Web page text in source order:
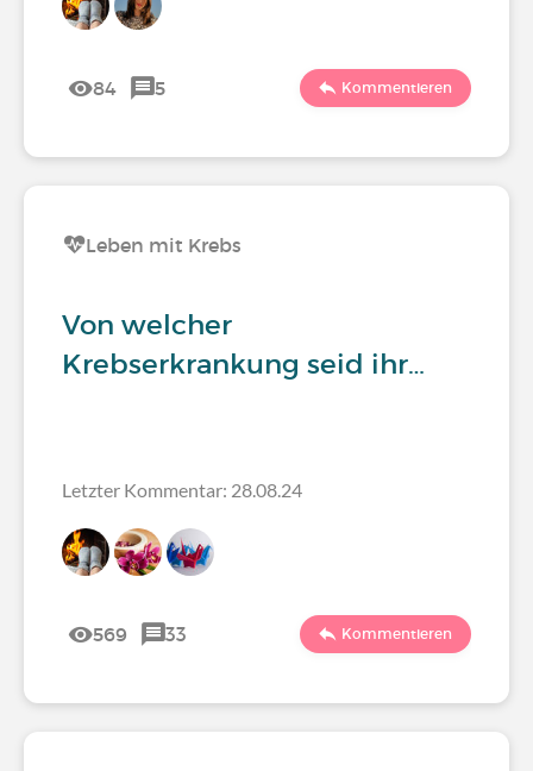
84 5 Kommentieren
Leben mit Krebs
Von welcher
Krebserkrankung seid ihr…
Letzter Kommentar: 28.08.24
569 33 Kommentieren